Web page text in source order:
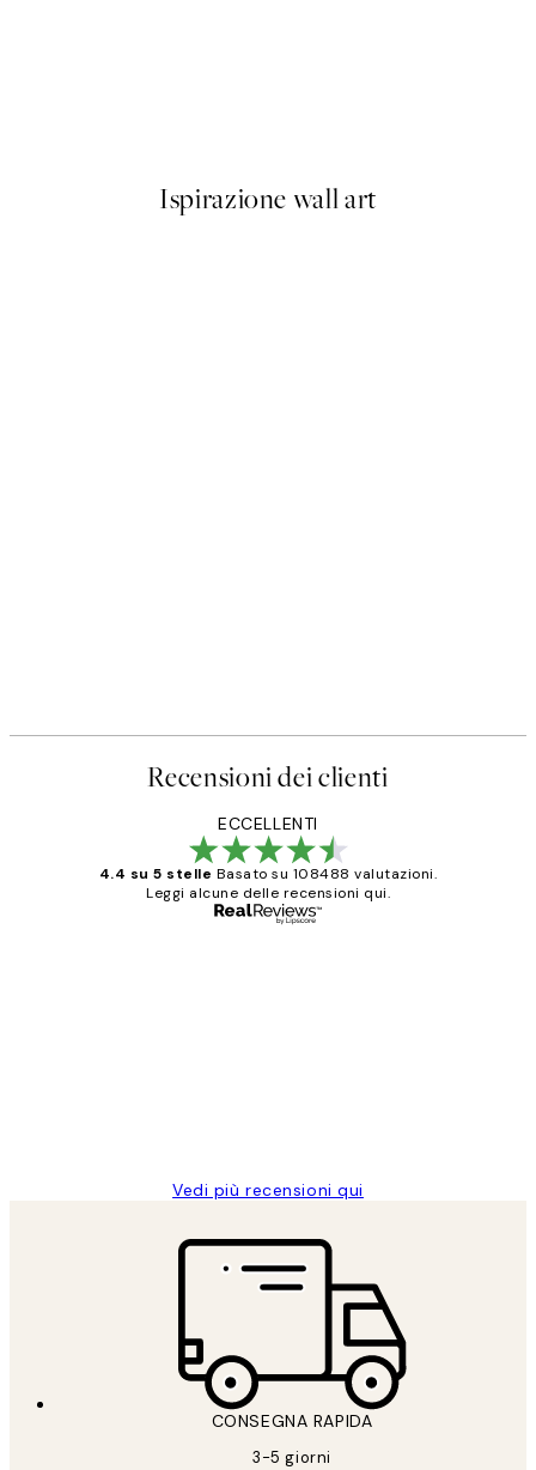
Ispirazione wall art
Recensioni dei clienti
ECCELLENTI
4.4 su 5 stelle Basato su 108488 valutazioni.
Leggi alcune delle recensioni qui.
Vedi più recensioni qui
CONSEGNA RAPIDA
3-5 giorni